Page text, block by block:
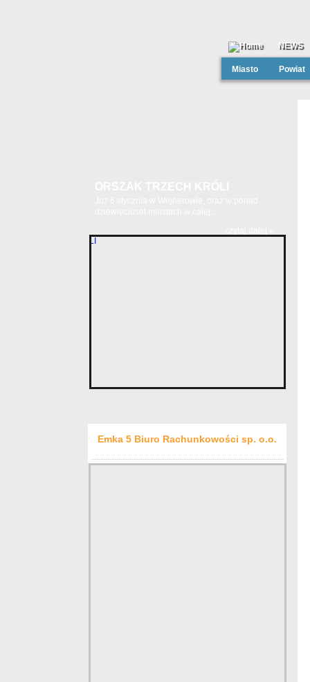
NEWS
Miasto Powiat
Emka 5 Biuro Rachunkowości sp. o.o.